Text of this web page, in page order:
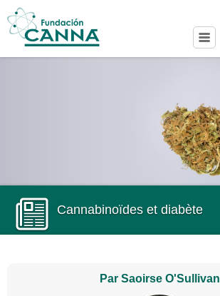
Main menu
Cannabinoïdes et diabète
Par Saoirse O'Sullivan